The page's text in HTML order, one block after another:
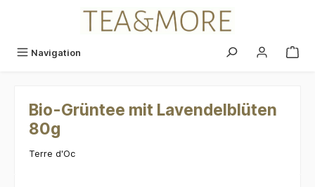
Navigation
Bio-Grüntee mit Lavendelblüten
80g
Terre d'Oc